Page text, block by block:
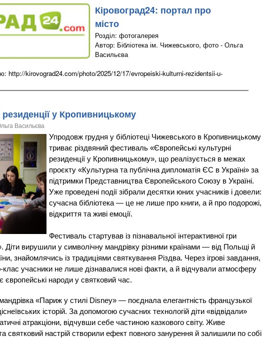
Кіровоград24: портал про
місто
Розділ: фотогалерея
Автор: Бібліотека ім. Чижевського, фото - Ольга
Васильєва
http://kirovograd24.com/photo/2025/12/17/evropeiski-kulturni-rezidentsii-u-
у Кропивницькому
Васильєва
Упродовж грудня у бібліотеці Чижевського в Кропивницькому
триває різдвяний фестиваль «Європейські культурні
резиденції у Кропивницькому», що реалізується в межах
проєкту «Культурна та публічна дипломатія ЄС в Україні» за
підтримки Представництва Європейського Союзу в Україні.
Уже проведені події зібрали десятки юних учасників і довели:
сучасна бібліотека — це не лише про книги, а й про подорожі,
відкриття та живі емоції.
Фестиваль стартував із пізнавальної інтерактивної гри
вирушили у символічну мандрівку різними країнами — від Польщі й
знайомлячись із традиціями святкування Різдва. Через ігрові завдання,
клас учасники не лише дізнавалися нові факти, а й відчували атмосферу
європейські народи у святковий час.
«Париж у стилі Disney» — поєднала елегантність французької
історій. За допомогою сучасних технологій діти «відвідали»
атракціони, відчувши себе частиною казкового світу. Живе
святковий настрій створили ефект повного занурення й залишили по собі